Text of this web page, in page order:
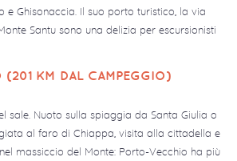
e Ghisonaccia. Il suo porto turistico, la via
Santu sono una delizia per escursionisti
(201 KM DAL CAMPEGGIO)
sale. Nuoto sulla spiaggia da Santa Giulia o
al faro di Chiappa, visita alla cittadella e
massiccio del Monte: Porto-Vecchio ha più